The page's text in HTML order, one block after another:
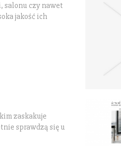
salonu czy nawet
jakość ich
zaskakuje
sprawdzą się u